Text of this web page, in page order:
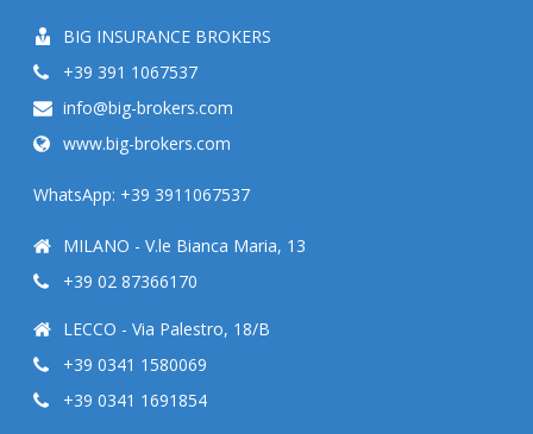
BIG INSURANCE BROKERS
+39 391 1067537
info@big-brokers.com
www.big-brokers.com
WhatsApp: +39 3911067537
MILANO - V.le Bianca Maria, 13
+39 02 87366170
LECCO - Via Palestro, 18/B
+39 0341 1580069
+39 0341 1691854